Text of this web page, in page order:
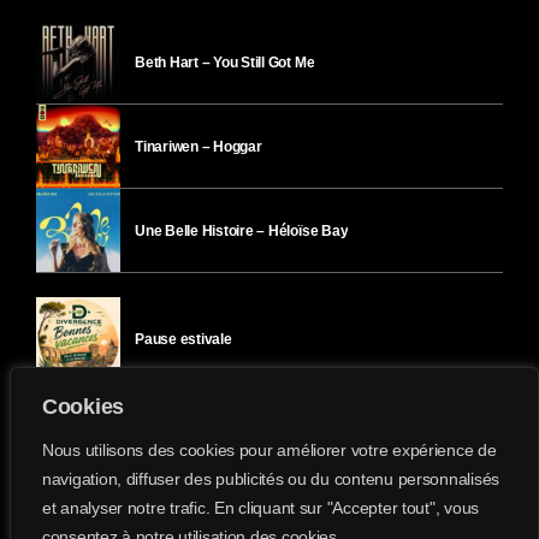
Cookies
Nous utilisons des cookies pour améliorer votre expérience de
navigation, diffuser des publicités ou du contenu personnalisés
et analyser notre trafic. En cliquant sur "Accepter tout", vous
Beth Hart – You Still Got Me
Tinariwen – Hoggar
Une Belle Histoire – Héloïse Bay
Pause estivale
Ici l’Ombre – mardi 28 juillet